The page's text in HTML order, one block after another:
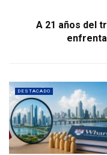
A 21 años del
DESTACADO